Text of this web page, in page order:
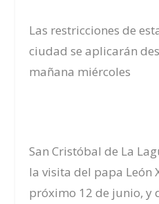
Las restricciones de
ciudad se aplicarán
mañana miércoles
San Cristóbal de La
la visita del papa León
próximo 12 de junio, y